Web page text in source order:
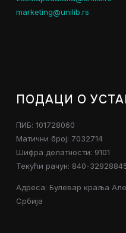
marketing@unilib.rs
ПОДАЦИ О
ПИБ: 101728060
Матични број: 7032714
Шифра делатности: 9101
Текући рачун: 840-
Адреса: Булевар краља
Србија